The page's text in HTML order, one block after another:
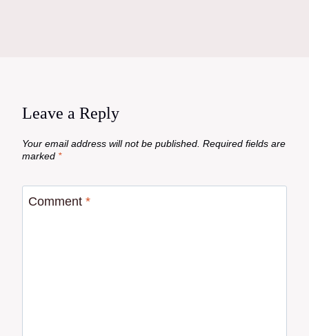
Leave a Reply
Your email address will not be published. Required fields are
marked *
Comment *